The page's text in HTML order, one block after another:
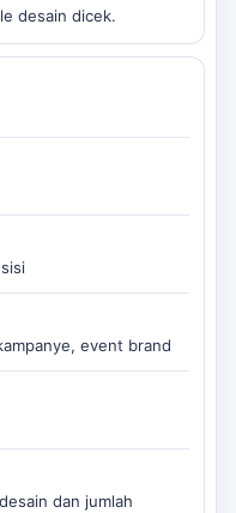
desain dicek.
event brand
dan jumlah